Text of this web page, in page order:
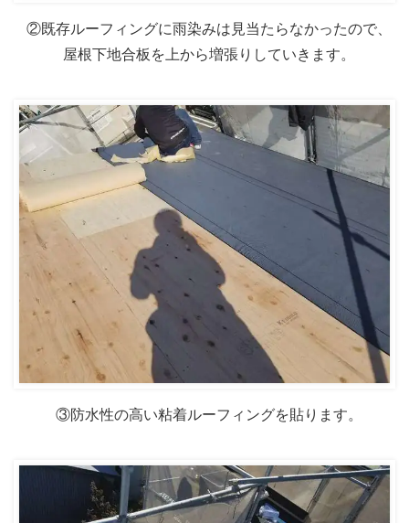
②既存ルーフィングに雨染みは見当たらなかったので、
屋根下地合板を上から増張りしていきます。
③防水性の高い粘着ルーフィングを貼ります。